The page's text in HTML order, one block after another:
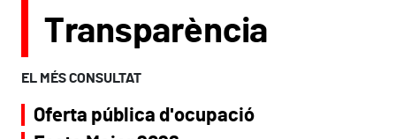
Transparència
EL MÉS CONSULTAT
Oferta pública d'ocupació